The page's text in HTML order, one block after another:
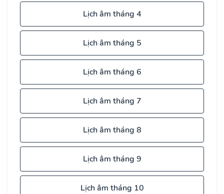
Lịch âm tháng 4
Lịch âm tháng 5
Lịch âm tháng 6
Lịch âm tháng 7
Lịch âm tháng 8
Lịch âm tháng 9
Lịch âm tháng 10